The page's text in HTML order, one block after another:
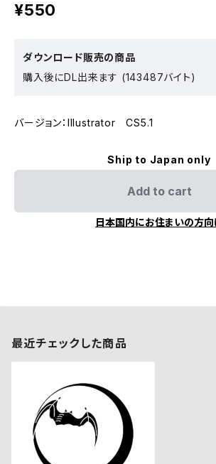
¥550
ダウンロード販売の商品
購入後にDL出来ます (143487バイト)
バージョン：Illustrator CS5.1
Ship to Japan only
Add to cart
日本国内にお住まいの方向
最近チェックした商品